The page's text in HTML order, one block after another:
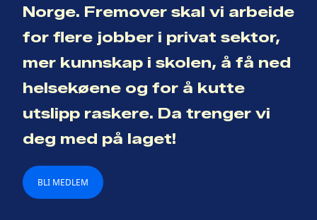
Norge. Fremover skal vi arbeide
for flere jobber i privat sektor,
mer kunnskap i skolen, å få ned
helsekøene og for å kutte
utslipp raskere. Da trenger vi
deg med på laget!
BLI MEDLEM